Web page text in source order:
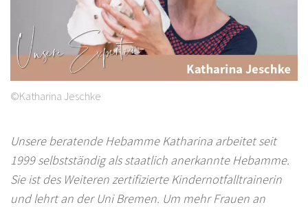
©Katharina Jeschke
Unsere beratende Hebamme Katharina arbeitet seit
1999 selbstständig als staatlich anerkannte Hebamme.
Sie ist des Weiteren zertifizierte Kindernotfalltrainerin
und lehrt an der Uni Bremen. Um mehr Frauen an